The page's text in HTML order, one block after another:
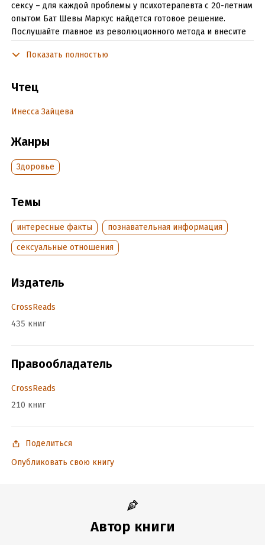
сексу – для каждой проблемы у психотерапевта с 20-летним
опытом Бат Шевы Маркус найдется готовое решение.
Послушайте главное из революционного метода и внесите
Подробная информация
Год издания:
Дата поступления:
Показать полностью
Чтец
Инесса Зайцева
Жанры
Здоровье
Темы
интересные факты
познавательная информация
сексуальные отношения
Издатель
CrossReads
435 книг
Правообладатель
CrossReads
210 книг
Поделиться
Опубликовать свою книгу
Автор книги